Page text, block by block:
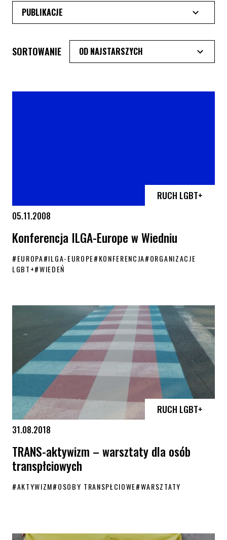
SORTOWANIE
RUCH LGBT+
05.11.2008
Konferencja ILGA-Europe w Wiedniu
#EUROPA#ILGA-EUROPE#KONFERENCJA#ORGANIZACJE
LGBT+#WIEDEŃ
RUCH LGBT+
31.08.2018
TRANS-aktywizm – warsztaty dla osób
transpłciowych
#AKTYWIZM#OSOBY TRANSPŁCIOWE#WARSZTATY